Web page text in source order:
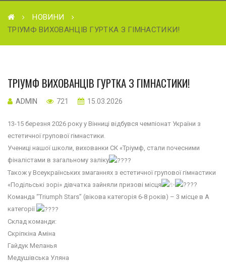
НОВИНИ
ТРІУМФ ВИХОВАНЦІВ ГУРТКА З ГІМНАСТИКИ!
ТРІУМФ ВИХОВАНЦІВ ГУРТКА З ГІМНАСТИКИ!
ADMIN 721 15.03.2026
13-15 березня 2026 року у Вінниці відбувся чемпіонат України з
естетичної групової гімнастики.
Учениці нашої школи, вихованки СК «Тріумф, стали почесними
фіналістами в загальному заліку
Також у Всеукраїнських змаганнях з естетичної групової гімнастики
«Подільські зорі» дівчатка зайняли призові місця
Команда “Triumph Stars” (вікова категорія 6-8 років) – 3 місце в А
категорії
Склад команди:
Скріпкіна Аміна
Гайдук Меланья
Медушівська Уляна